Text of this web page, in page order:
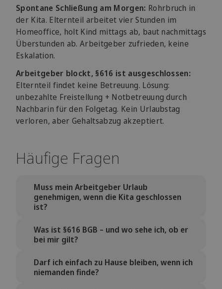
Spontane Schließung am Morgen: Rohrbruch in
der Kita. Elternteil arbeitet vier Stunden im
Homeoffice, holt Kind mittags ab, baut nachmittags
Überstunden ab. Arbeitgeber zufrieden, keine
Eskalation.
Arbeitgeber blockt, §616 ist ausgeschlossen:
Elternteil findet keine Betreuung. Lösung:
unbezahlte Freistellung + Notbetreuung durch
Nachbarin für den Folgetag. Kein Urlaubstag
verloren, aber Gehaltsabzug akzeptiert.
Häufige Fragen
Muss mein Arbeitgeber Urlaub
genehmigen, wenn die Kita geschlossen
ist?
Nein. Urlaub ist eine Vereinbarung, kein
Rechtsanspruch bei Betreuungsausfall. Der
Arbeitgeber darf ablehnen, braucht dafür
aber betriebliche Gründe. Bei geplanten
Schließtagen gilt: rechtzeitig beantragen
Was ist §616 BGB – und wo sehe ich, ob er
bei mir gilt?
§616 BGB erlaubt bezahlte Freistellung für
kurze Zeit bei unverschuldeter
Darf ich einfach zu Hause bleiben, wenn ich
niemanden finde?